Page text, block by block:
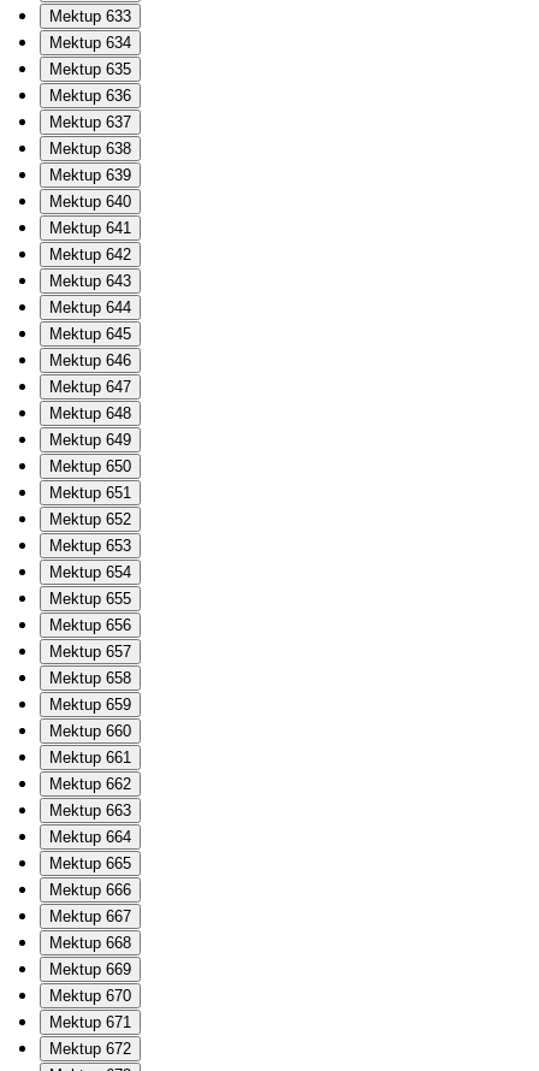
Mektup 633
Mektup 634
Mektup 635
Mektup 636
Mektup 637
Mektup 638
Mektup 639
Mektup 640
Mektup 641
Mektup 642
Mektup 643
Mektup 644
Mektup 645
Mektup 646
Mektup 647
Mektup 648
Mektup 649
Mektup 650
Mektup 651
Mektup 652
Mektup 653
Mektup 654
Mektup 655
Mektup 656
Mektup 657
Mektup 658
Mektup 659
Mektup 660
Mektup 661
Mektup 662
Mektup 663
Mektup 664
Mektup 665
Mektup 666
Mektup 667
Mektup 668
Mektup 669
Mektup 670
Mektup 671
Mektup 672